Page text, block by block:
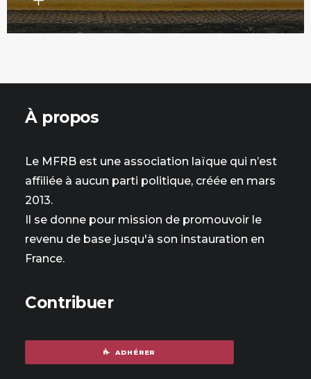
À propos
Le MFRB est une association laïque qui n’est
affiliée à aucun parti politique, créée en mars
2013.
Il se donne pour mission de promouvoir le
revenu de base jusqu'à son instauration en
France.
Contribuer
ADHÉRER